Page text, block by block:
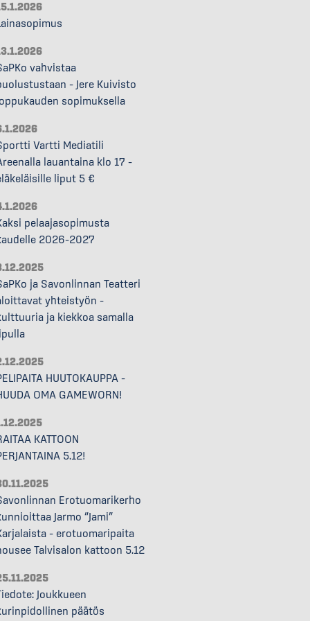
vahvistaa
– Jere Kuivisto
sopimuksella
Vartti Mediatili
lauantaina klo 17 –
liput 5 €
pelaajasopimusta
2026–2027
ja Savonlinnan Teatteri
yhteistyön –
ja kiekkoa samalla
HUUTOKAUPPA –
OMA GAMEWORN!
KATTOON
5.12!
Erotuomarikerho
Jarmo “Jami”
– erotuomaripaita
Talvisalon kattoon 5.12
Joukkueen
päätös